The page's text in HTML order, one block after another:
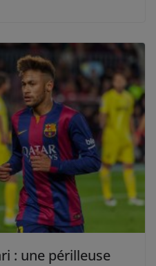
: une périlleuse